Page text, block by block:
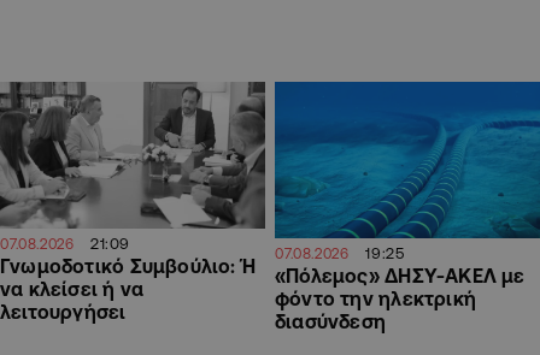
07.08.2026 21:09
Γνωμοδοτικό Συμβούλιο: Ή
να κλείσει ή να
λειτουργήσει
07.08.2026 19:25
«Πόλεμος» ΔΗΣΥ-ΑΚΕΛ με
φόντο την ηλεκτρική
διασύνδεση